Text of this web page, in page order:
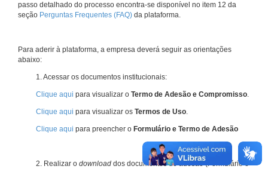
passo detalhado do processo encontra-se disponível no item 12 da
seção Perguntas Frequentes (FAQ) da plataforma.
Para aderir à plataforma, a empresa deverá seguir as orientações
abaixo:
1. Acessar os documentos institucionais:
Clique aqui para visualizar o Termo de Adesão e Compromisso.
Clique aqui para visualizar os Termos de Uso.
Clique aqui para preencher o Formulário e Termo de Adesão
2. Realizar o download dos documentos de adesão (Formulário e